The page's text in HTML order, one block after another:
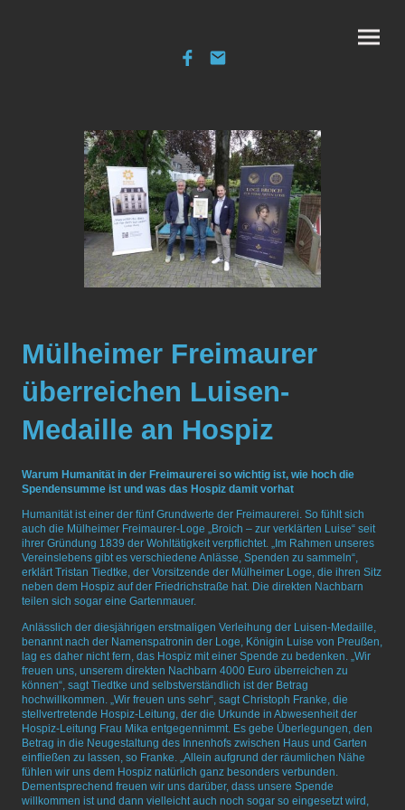
Mülheimer Freimaurer
überreichen Luisen-
Medaille an Hospiz
Warum Humanität in der Freimaurerei so wichtig ist, wie hoch die
Spendensumme ist und was das Hospiz damit vorhat
Humanität ist einer der fünf Grundwerte der Freimaurerei. So fühlt sich
auch die Mülheimer Freimaurer-Loge „Broich – zur verklärten Luise“ seit
ihrer Gründung 1839 der Wohltätigkeit verpflichtet. „Im Rahmen unseres
Vereinslebens gibt es verschiedene Anlässe, Spenden zu sammeln“,
erklärt Tristan Tiedtke, der Vorsitzende der Mülheimer Loge, die ihren Sitz
neben dem Hospiz auf der Friedrichstraße hat. Die direkten Nachbarn
teilen sich sogar eine Gartenmauer.
Anlässlich der diesjährigen erstmaligen Verleihung der Luisen-Medaille,
benannt nach der Namenspatronin der Loge, Königin Luise von Preußen,
lag es daher nicht fern, das Hospiz mit einer Spende zu bedenken. „Wir
freuen uns, unserem direkten Nachbarn 4000 Euro überreichen zu
können“, sagt Tiedtke und selbstverständlich ist der Betrag
hochwillkommen. „Wir freuen uns sehr“, sagt Christoph Franke, die
stellvertretende Hospiz-Leitung, der die Urkunde in Abwesenheit der
Hospiz-Leitung Frau Mika entgegennimmt. Es gebe Überlegungen, den
Betrag in die Neugestaltung des Innenhofs zwischen Haus und Garten
einfließen zu lassen, so Franke. „Allein aufgrund der räumlichen Nähe
fühlen wir uns dem Hospiz natürlich ganz besonders verbunden.
Dementsprechend freuen wir uns darüber, dass unsere Spende
willkommen ist und dann vielleicht auch noch sogar so eingesetzt wird,